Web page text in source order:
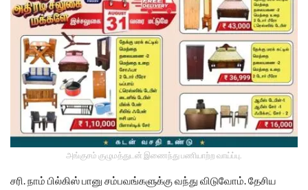
அங்குசம் குழுமத்துடன் இணைந்து பணியாற்ற வாய்ப்பு.
சரி. நாம் பில்கிஸ் பானு சம்பவங்களுக்கு வந்து விடுவோம். தேசிய